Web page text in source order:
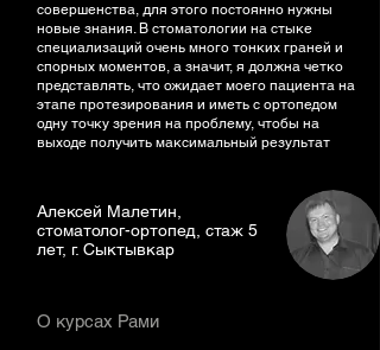
совершенства, для этого постоянно нужны
новые знания. В стоматологии на стыке
специализаций очень много тонких граней и
спорных моментов, а значит, я должна четко
представлять, что ожидает моего пациента на
этапе протезирования и иметь с ортопедом
одну точку зрения на проблему, чтобы на
выходе получить максимальный результат
Алексей Малетин,
стоматолог-ортопед, стаж 5
лет, г. Сыктывкар
О курсах Рами